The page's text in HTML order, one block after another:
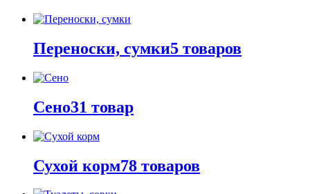
Переноски, сумки5 товаров
Сено31 товар
Сухой корм78 товаров